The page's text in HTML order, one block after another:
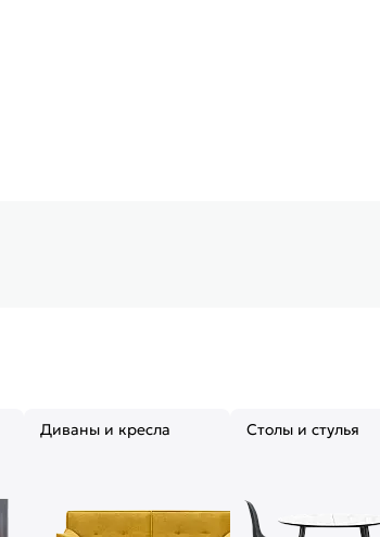
Диваны и кресла Столы и стулья